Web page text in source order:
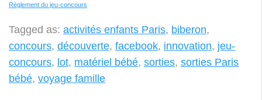
Règlement du jeu-concours
Tagged as: activités enfants Paris, biberon,
concours, découverte, facebook, innovation, jeu-
concours, lot, matériel bébé, sorties, sorties Paris
bébé, voyage famille